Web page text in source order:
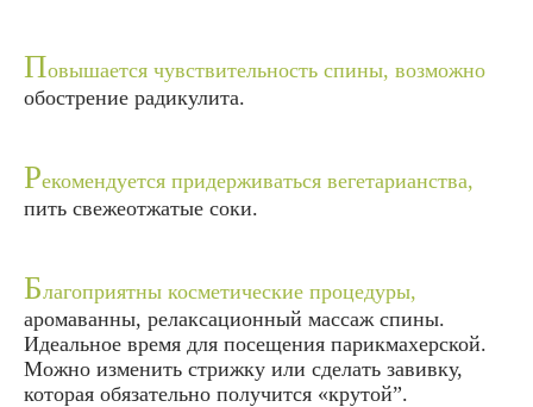
Повышается чувствительность спины, возможно
обострение радикулита.
Рекомендуется придерживаться вегетарианства,
пить свежеотжатые соки.
Благоприятны косметические процедуры,
аромаванны, релаксационный массаж спины.
Идеальное время для посещения парикмахерской.
Можно изменить стрижку или сделать завивку,
которая обязательно получится «крутой”.